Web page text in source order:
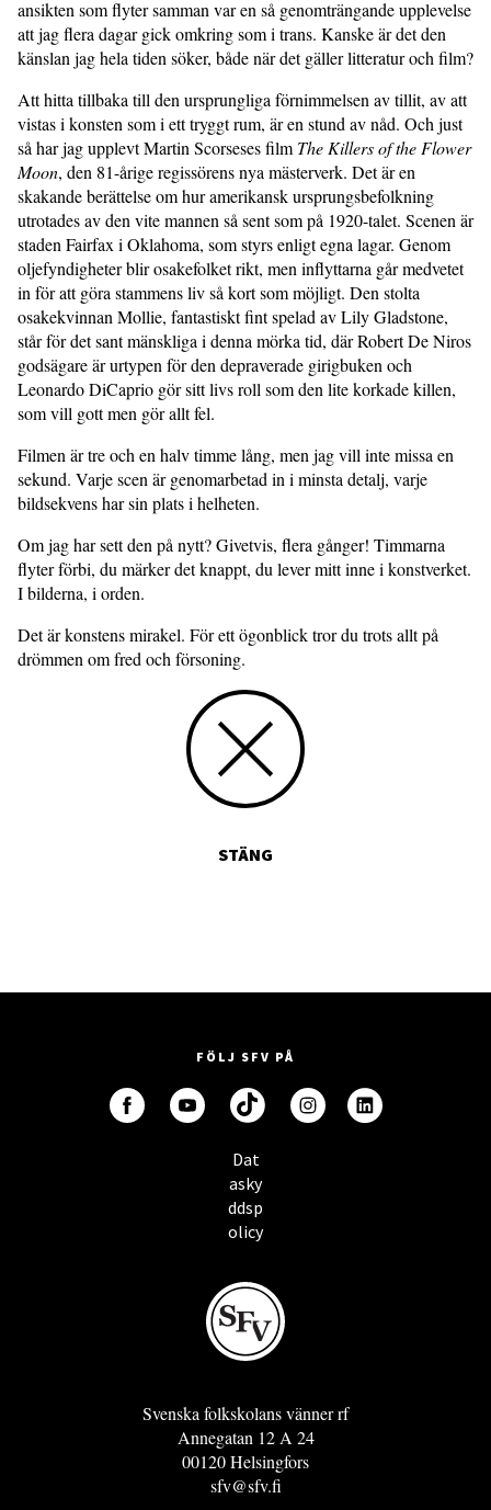
ansikten som flyter samman var en så genomträngande upplevelse
att jag flera dagar gick omkring som i trans. Kanske är det den
känslan jag hela tiden söker, både när det gäller litteratur och film?
Att hitta tillbaka till den ursprungliga förnimmelsen av tillit, av att
vistas i konsten som i ett tryggt rum, är en stund av nåd. Och just
så har jag upplevt Martin Scorseses film The Killers of the Flower
Moon, den 81-årige regissörens nya mästerverk. Det är en
skakande berättelse om hur amerikansk ursprungsbefolkning
utrotades av den vite mannen så sent som på 1920-talet. Scenen är
staden Fairfax i Oklahoma, som styrs enligt egna lagar. Genom
oljefyndigheter blir osakefolket rikt, men inflyttarna går medvetet
in för att göra stammens liv så kort som möjligt. Den stolta
osakekvinnan Mollie, fantastiskt fint spelad av Lily Gladstone,
står för det sant mänskliga i denna mörka tid, där Robert De Niros
godsägare är urtypen för den depraverade girigbuken och
Leonardo DiCaprio gör sitt livs roll som den lite korkade killen,
som vill gott men gör allt fel.
Filmen är tre och en halv timme lång, men jag vill inte missa en
sekund. Varje scen är genomarbetad in i minsta detalj, varje
bildsekvens har sin plats i helheten.
Om jag har sett den på nytt? Givetvis, flera gånger! Timmarna
flyter förbi, du märker det knappt, du lever mitt inne i konstverket.
I bilderna, i orden.
Det är konstens mirakel. För ett ögonblick tror du trots allt på
drömmen om fred och försoning.
STÄNG
FÖLJ SFV PÅ
Dat
asky
ddsp
olicy
Svenska folkskolans vänner rf
Annegatan 12 A 24
00120 Helsingfors
sfv@sfv.fi